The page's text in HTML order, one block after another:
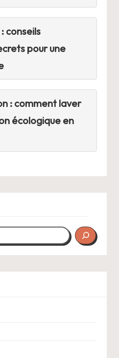
conseils
pour une
: comment laver
écologique en